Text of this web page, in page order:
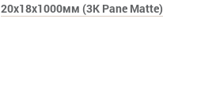
20x18x1000мм (3K Pane Matte)